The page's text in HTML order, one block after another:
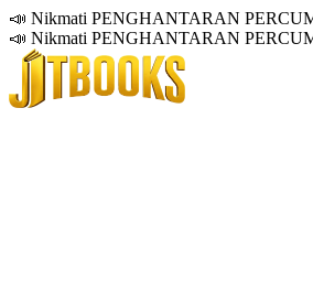
📣 Nikmati PENGHANTARAN
📣 Nikmati PENGHANTARAN